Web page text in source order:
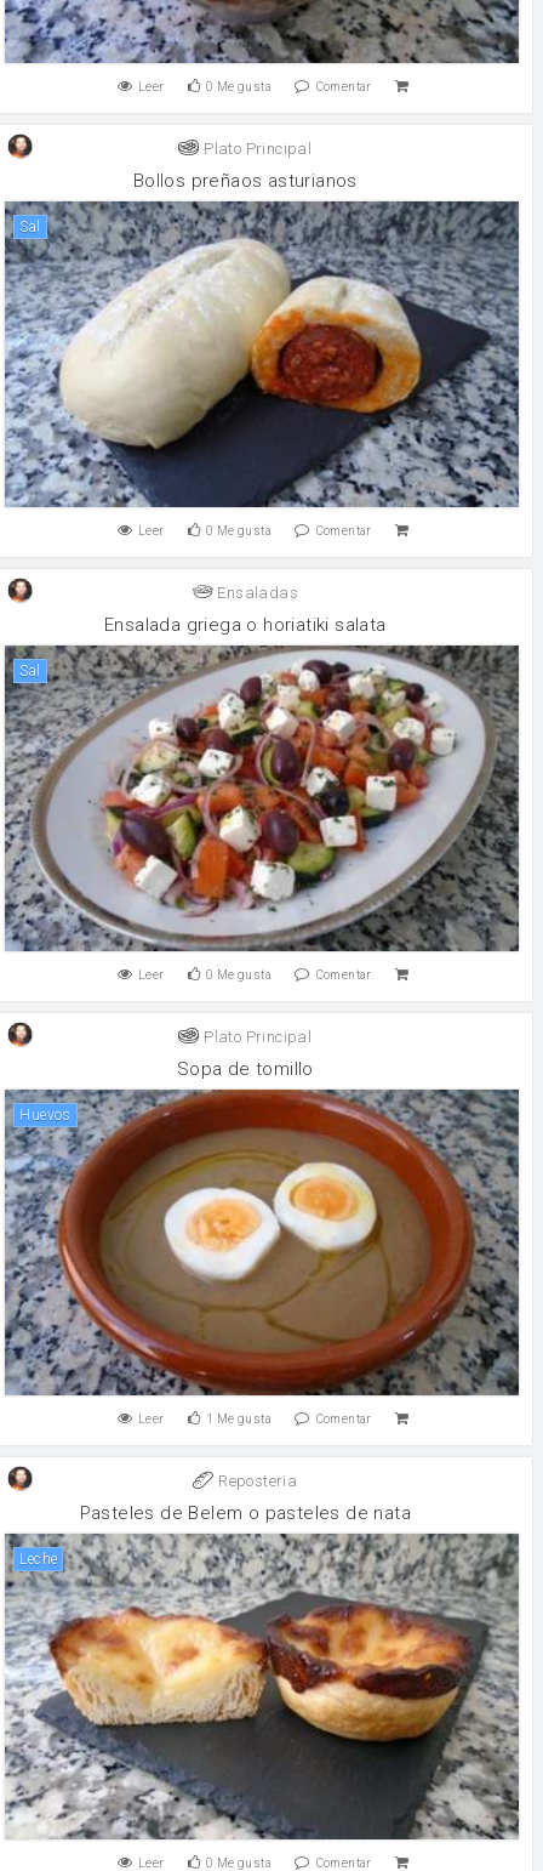
Leer 0 Me gusta Comentar
Plato Principal
Bollos preñaos asturianos
sal
Leer 0 Me gusta Comentar
Ensaladas
Ensalada griega o horiatiki salata
sal
Leer 0 Me gusta Comentar
Plato Principal
Sopa de tomillo
huevos
Leer 1 Me gusta Comentar
Reposteria
Pasteles de Belem o pasteles de nata
leche
Leer 0 Me gusta Comentar